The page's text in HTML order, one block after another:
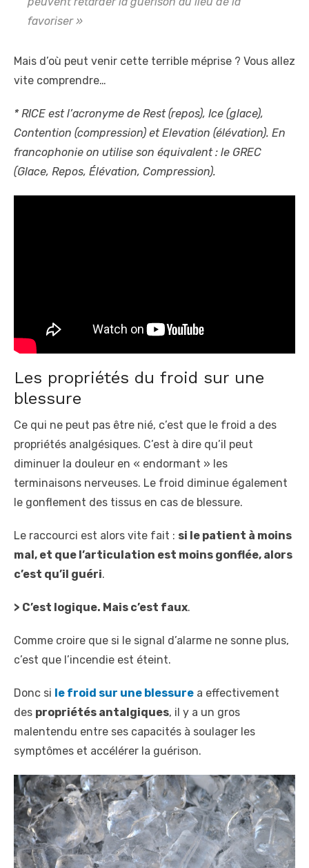
favoriser »
Mais d’où peut venir cette terrible méprise ? Vous allez
vite comprendre…
* RICE est l’acronyme de Rest (repos), Ice (glace),
Contention (compression) et Elevation (élévation). En
francophonie on utilise son équivalent : le GREC
(Glace, Repos, Élévation, Compression).
Les propriétés du froid sur une
blessure
Ce qui ne peut pas être nié, c’est que le froid a des
propriétés analgésiques. C’est à dire qu’il peut
diminuer la douleur en « endormant » les
terminaisons nerveuses. Le froid diminue également
le gonflement des tissus en cas de blessure.
Le raccourci est alors vite fait : si le patient à moins
mal, et que l’articulation est moins gonflée, alors
c’est qu’il guéri.
> C’est logique. Mais c’est faux.
Comme croire que si le signal d’alarme ne sonne plus,
c’est que l’incendie est éteint.
Donc si le froid sur une blessure a effectivement
des propriétés antalgiques, il y a un gros
malentendu entre ses capacités à soulager les
symptômes et accélérer la guérison.